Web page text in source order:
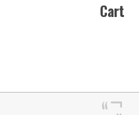
Cart